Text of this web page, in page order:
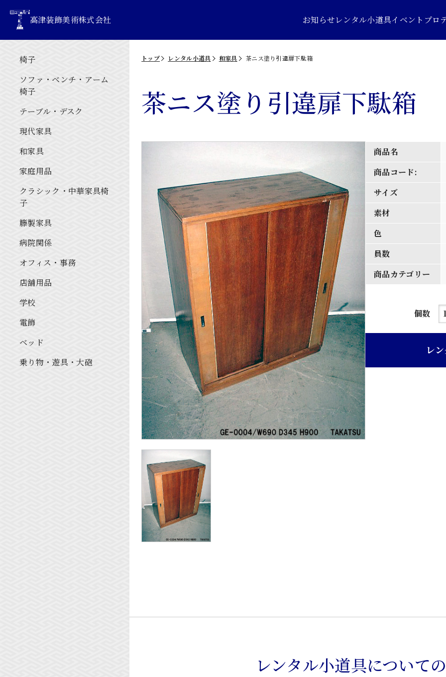
高津装飾美術株式会社 お知らせレンタル小道具イベントプロ
椅子
ソファ・ベンチ・アーム
椅子
テーブル・デスク
現代家具
和家具
家庭用品
クラシック・中華家具椅
子
籐製家具
病院関係
オフィス・事務
店舗用品
学校
電飾
ベッド
乗り物・遊具・大砲
トップ レンタル小道具 和家具 茶ニス塗り引違扉下駄箱
茶ニス塗り引違扉下駄箱
商品名
商品コード:
サイズ
素材
色
員数
商品カテゴリー
個数
茶
レ
レンタル小道具について